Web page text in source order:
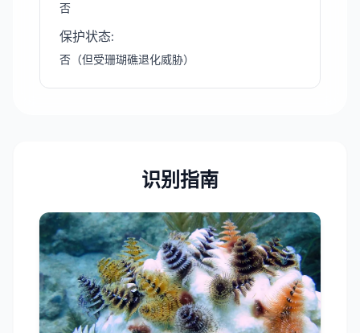
否
保护状态:
否（但受珊瑚礁退化威胁）
识别指南